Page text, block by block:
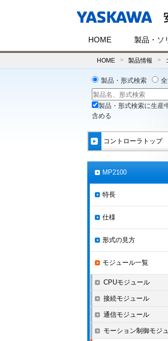
HOME 製品・ソ
HOME 製品情報
製品・形式検索
製品・形式検索に生産
含める
コントローラトップ
MP2100
特長
仕様
形式の見方
モジュール一覧
CPUモジュール
接続モジュール
通信モジュール
モーション制御モジ